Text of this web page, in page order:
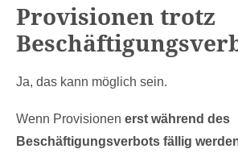
Provisionen trotz
Ja, das kann möglich sein.
Wenn Provisionen erst während des
Beschäftigungsverbots fällig